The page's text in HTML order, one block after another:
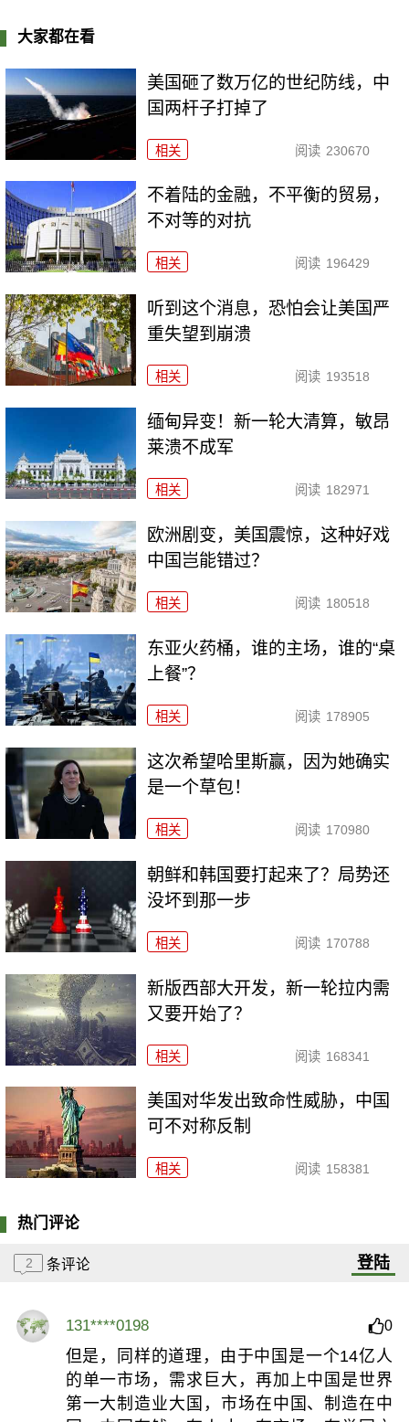
大家都在看
美国砸了数万亿的世纪防线，中
国两杆子打掉了
相关 阅读 230670
不着陆的金融，不平衡的贸易，
不对等的对抗
相关 阅读 196429
听到这个消息，恐怕会让美国严
重失望到崩溃
相关 阅读 193518
缅甸异变！新一轮大清算，敏昂
莱溃不成军
相关 阅读 182971
欧洲剧变，美国震惊，这种好戏
中国岂能错过？
相关 阅读 180518
东亚火药桶，谁的主场，谁的“桌
上餐”？
相关 阅读 178905
这次希望哈里斯赢，因为她确实
是一个草包！
相关 阅读 170980
朝鲜和韩国要打起来了？局势还
没坏到那一步
相关 阅读 170788
新版西部大开发，新一轮拉内需
又要开始了？
相关 阅读 168341
美国对华发出致命性威胁，中国
可不对称反制
相关 阅读 158381
热门评论
2 条评论 登陆
131****0198 0
但是，同样的道理，由于中国是一个14亿人
的单一市场，需求巨大，再加上中国是世界
第一大制造业大国，市场在中国、制造在中